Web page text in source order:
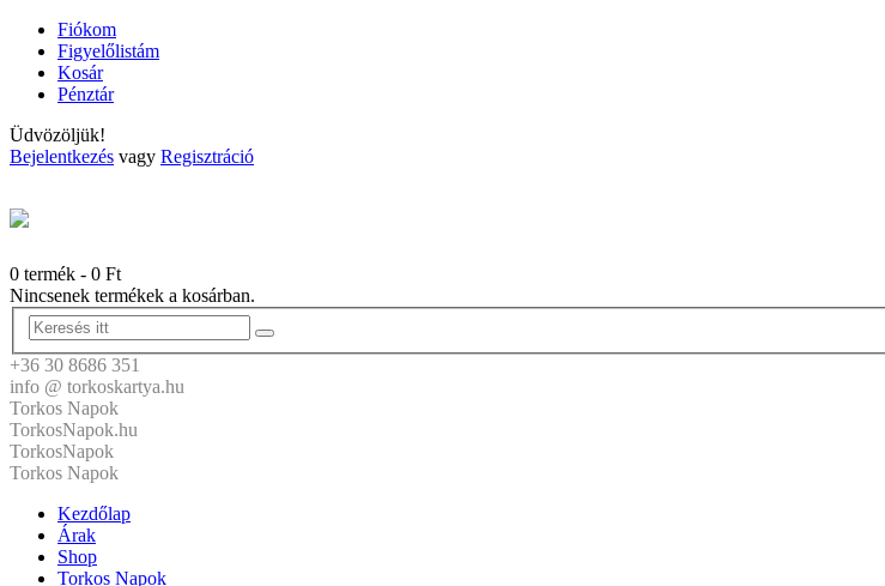
Fiókom
Figyelőlistám
Kosár
Pénztár
Üdvözöljük!
Bejelentkezés vagy Regisztráció
0 termék - 0 Ft
Nincsenek termékek a kosárban.
+36 30 8686 351
info @ torkoskartya.hu
Torkos Napok
TorkosNapok.hu
TorkosNapok
Torkos Napok
Kezdőlap
Árak
Shop
Torkos Napok